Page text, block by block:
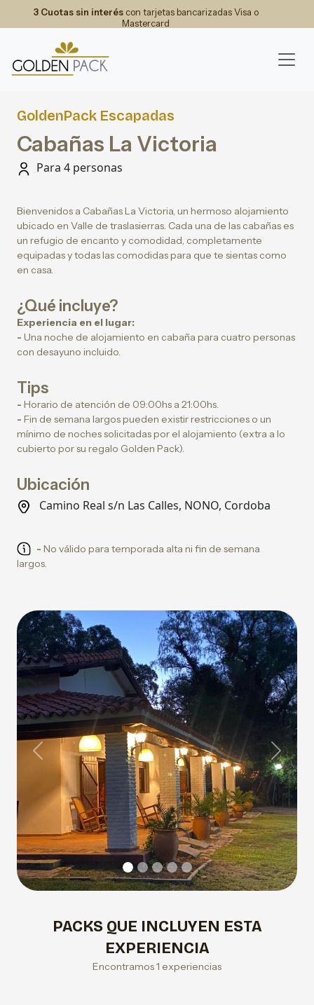
3 Cuotas sin interéscon tarjetas bancarizadas Visa o
Mastercard
GoldenPack Escapadas
Cabañas La Victoria
Para 4 personas
Bienvenidos a Cabañas La Victoria, un hermoso alojamiento
ubicado en Valle de traslasierras. Cada una de las cabañas es
un refugio de encanto y comodidad, completamente
equipadas y todas las comodidas para que te sientas como
en casa.
¿Qué incluye?
Experiencia en el lugar:
- Una noche de alojamiento en cabaña para cuatro personas
con desayuno incluido.
Tips
- Horario de atención de 09:00hs a 21:00hs.
- Fin de semana largos pueden existir restricciones o un
mínimo de noches solicitadas por el alojamiento (extra a lo
cubierto por su regalo Golden Pack).
Ubicación
Camino Real s/n Las Calles, NONO, Cordoba
- No válido para temporada alta ni fin de semana
largos.
Previous Next
PACKS QUE INCLUYEN ESTA
EXPERIENCIA
Encontramos 1 experiencias